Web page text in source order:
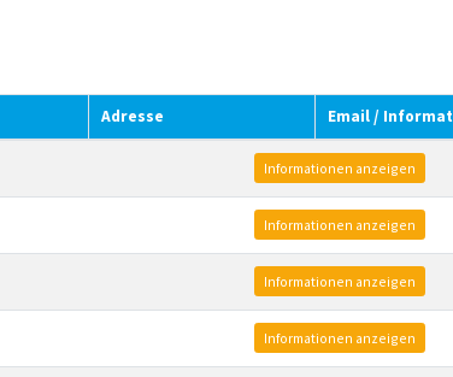
Adresse Email /
Informationen anzeigen
Informationen anzeigen
Informationen anzeigen
Informationen anzeigen